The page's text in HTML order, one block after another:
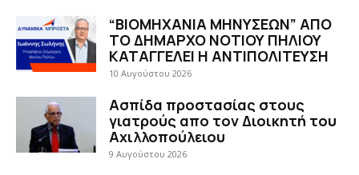
“ΒΙΟΜΗΧΑΝΙΑ ΜΗΝΥΣΕΩΝ” ΑΠΟ
ΤΟ ΔΗΜΑΡΧΟ ΝΟΤΙΟΥ ΠΗΛΙΟΥ
ΚΑΤΑΓΓΕΛΕΙ Η ΑΝΤΙΠΟΛΙΤΕΥΣΗ
10 Αυγούστου 2026
Ασπίδα προστασίας στους
γιατρούς απο τον Διοικητή του
Αχιλλοπούλειου
9 Αυγούστου 2026